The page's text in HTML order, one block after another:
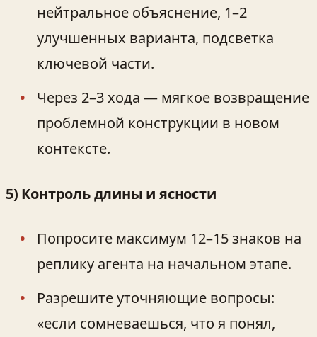
нейтральное объяснение, 1–2
улучшенных варианта, подсветка
ключевой части.
Через 2–3 хода — мягкое возвращение
проблемной конструкции в новом
контексте.
5) Контроль длины и ясности
Попросите максимум 12–15 знаков на
реплику агента на начальном этапе.
Разрешите уточняющие вопросы:
«если сомневаешься, что я понял,